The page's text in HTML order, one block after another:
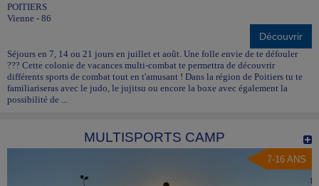
POITIERS
Vienne - 86
Découvrir
Séjours en 7, 14 ou 21 jours en juillet et août. Une folle envie de te défouler
??? Cette colonie de vacances multi-combat te permettra de découvrir
différents sports de combat tout en t'amusant ! Dans la région de Poitiers tu te
familiariseras avec le judo, le jujitsu ou encore la boxe avec également la
possibilité de ...
MULTISPORTS CAMP
7-16 ANS